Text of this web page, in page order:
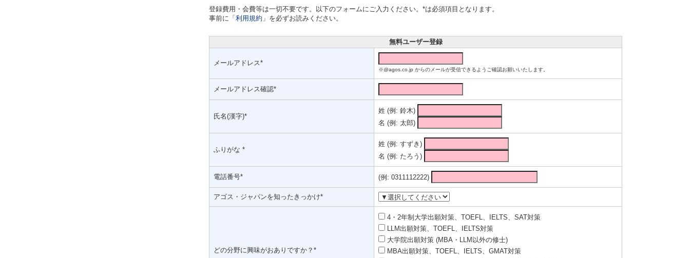
登録費用・会費等は一切不要です。以下のフォームにご入力ください。*は必須項目となります。
事前に「 利用規約 」を必ずお読みください。
無料ユーザー登録
メールアドレス*
※@agos.co.jp からのメールが受信できるようご確認お願いいたします。
メールアドレス確認*
氏名(漢字)*
姓 (例: 鈴木)
名 (例: 太郎)
ふりがな *
姓 (例: すずき)
名 (例: たろう)
電話番号* (例: 0311112222)
アゴス・ジャパンを知ったきっかけ*
どの分野に興味がおありですか？*
4・2年制大学出願対策、TOEFL、IELTS、SAT対策
LLM出願対策、TOEFL、IELTS対策
大学院出願対策 (MBA・LLM以外の修士)
MBA出願対策、TOEFL、IELTS、GMAT対策